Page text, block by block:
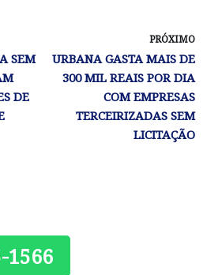
SEM
DE
PRÓXIMO
URBANA GASTA MAIS DE
300 MIL REAIS POR DIA
COM EMPRESAS
TERCEIRIZADAS SEM
LICITAÇÃO
1566